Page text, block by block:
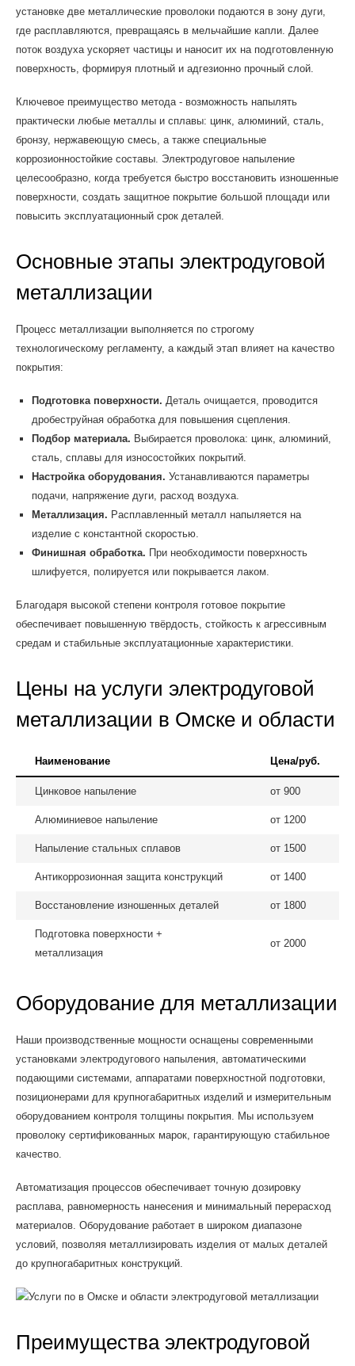
установке две металлические проволоки подаются в зону дуги,
где расплавляются, превращаясь в мельчайшие капли. Далее
поток воздуха ускоряет частицы и наносит их на подготовленную
поверхность, формируя плотный и адгезионно прочный слой.
Ключевое преимущество метода - возможность напылять
практически любые металлы и сплавы: цинк, алюминий, сталь,
бронзу, нержавеющую смесь, а также специальные
коррозионностойкие составы. Электродуговое напыление
целесообразно, когда требуется быстро восстановить изношенные
поверхности, создать защитное покрытие большой площади или
повысить эксплуатационный срок деталей.
Основные этапы электродуговой
металлизации
Процесс металлизации выполняется по строгому
технологическому регламенту, а каждый этап влияет на качество
покрытия:
Подготовка поверхности. Деталь очищается, проводится
дробеструйная обработка для повышения сцепления.
Подбор материала. Выбирается проволока: цинк, алюминий,
сталь, сплавы для износостойких покрытий.
Настройка оборудования. Устанавливаются параметры
подачи, напряжение дуги, расход воздуха.
Металлизация. Расплавленный металл напыляется на
изделие с константной скоростью.
Финишная обработка. При необходимости поверхность
шлифуется, полируется или покрывается лаком.
Благодаря высокой степени контроля готовое покрытие
обеспечивает повышенную твёрдость, стойкость к агрессивным
средам и стабильные эксплуатационные характеристики.
Цены на услуги электродуговой
металлизации в Омске и области
Наименование Цена/руб.
Цинковое напыление от 900
Алюминиевое напыление от 1200
Напыление стальных сплавов от 1500
Антикоррозионная защита конструкций от 1400
Восстановление изношенных деталей от 1800
Подготовка поверхности +
металлизация
от 2000
Оборудование для металлизации
Наши производственные мощности оснащены современными
установками электродугового напыления, автоматическими
подающими системами, аппаратами поверхностной подготовки,
позиционерами для крупногабаритных изделий и измерительным
оборудованием контроля толщины покрытия. Мы используем
проволоку сертификованных марок, гарантирующую стабильное
качество.
Автоматизация процессов обеспечивает точную дозировку
расплава, равномерность нанесения и минимальный перерасход
материалов. Оборудование работает в широком диапазоне
условий, позволяя металлизировать изделия от малых деталей
до крупногабаритных конструкций.
Преимущества электродуговой